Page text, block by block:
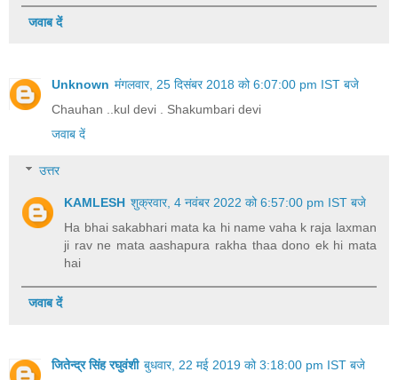
जवाब दें
Unknown मंगलवार, 25 दिसंबर 2018 को 6:07:00 pm IST बजे
Chauhan ..kul devi . Shakumbari devi
जवाब दें
उत्तर
KAMLESH शुक्रवार, 4 नवंबर 2022 को 6:57:00 pm IST बजे
Ha bhai sakabhari mata ka hi name vaha k raja laxman
ji rav ne mata aashapura rakha thaa dono ek hi mata
hai
जवाब दें
जितेन्द्र सिंह रघुवंशी बुधवार, 22 मई 2019 को 3:18:00 pm IST बजे